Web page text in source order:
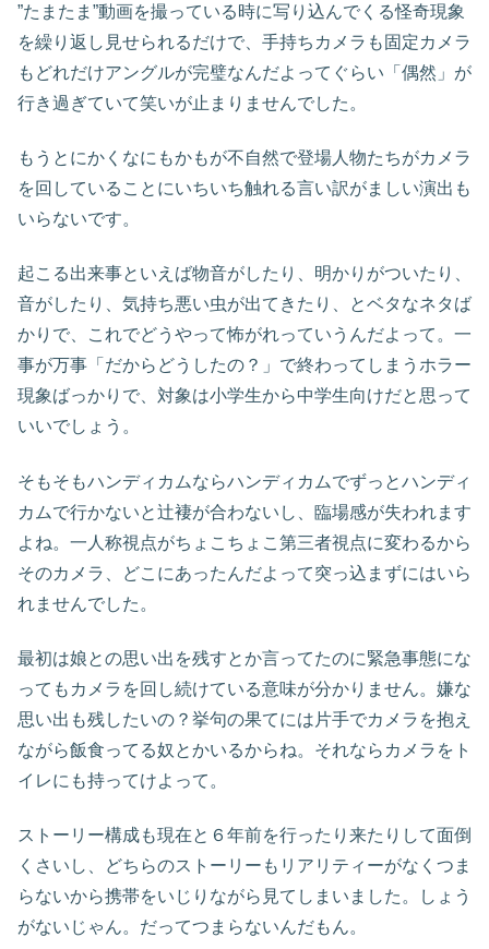
”たまたま”動画を撮っている時に写り込んでくる怪奇現象
を繰り返し見せられるだけで、手持ちカメラも固定カメラ
もどれだけアングルが完璧なんだよってぐらい「偶然」が
行き過ぎていて笑いが止まりませんでした。
もうとにかくなにもかもが不自然で登場人物たちがカメラ
を回していることにいちいち触れる言い訳がましい演出も
いらないです。
起こる出来事といえば物音がしたり、明かりがついたり、
音がしたり、気持ち悪い虫が出てきたり、とベタなネタば
かりで、これでどうやって怖がれっていうんだよって。一
事が万事「だからどうしたの？」で終わってしまうホラー
現象ばっかりで、対象は小学生から中学生向けだと思って
いいでしょう。
そもそもハンディカムならハンディカムでずっとハンディ
カムで行かないと辻褄が合わないし、臨場感が失われます
よね。一人称視点がちょこちょこ第三者視点に変わるから
そのカメラ、どこにあったんだよって突っ込まずにはいら
れませんでした。
最初は娘との思い出を残すとか言ってたのに緊急事態にな
ってもカメラを回し続けている意味が分かりません。嫌な
思い出も残したいの？挙句の果てには片手でカメラを抱え
ながら飯食ってる奴とかいるからね。それならカメラをト
イレにも持ってけよって。
ストーリー構成も現在と６年前を行ったり来たりして面倒
くさいし、どちらのストーリーもリアリティーがなくつま
らないから携帯をいじりながら見てしまいました。しょう
がないじゃん。だってつまらないんだもん。